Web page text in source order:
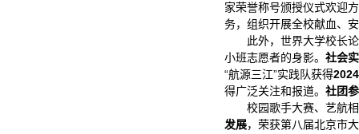
家荣誉称号颁授仪式欢迎
务，组织开展全校献血、
此外，世界大学校长
小班志愿者的身影。 社会
“航源三江”实践队获得
得广泛关注和报道。 社团
校园歌手大赛、艺航
发展，荣获第八届北京市